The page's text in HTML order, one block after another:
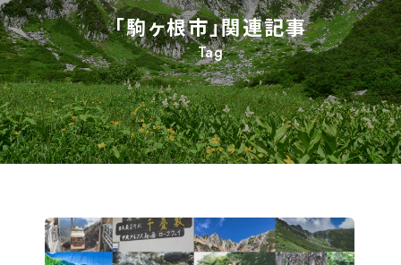
「駒ヶ根市」関連記事
Tag